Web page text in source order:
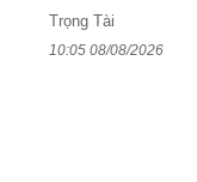
Trọng Tài
10:05 08/08/2026